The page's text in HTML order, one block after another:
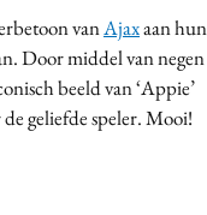
vanAjaxaan hun
Door middel van negen
beeld van ‘Appie’
geliefde speler. Mooi!